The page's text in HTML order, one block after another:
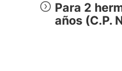
Para 2
años (C.P.